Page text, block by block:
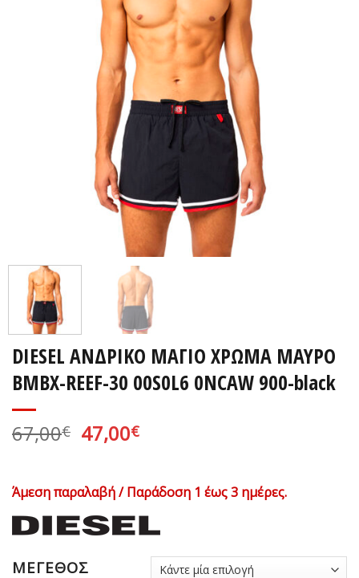
DIESEL ΑΝΔΡΙΚΟ ΜΑΓΙΟ ΧΡΩΜΑ ΜΑΥΡΟ
BMBX-REEF-30 00S0L6 0NCAW 900-black
67,00€ Original
price
67,00€.
47,00€Η
είναι:
47,00€.
Άμεση παραλαβή / Παράδοση 1 έως 3 ημέρες.
ΜΕΓΕΘΟΣ